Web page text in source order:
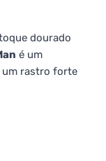
dourado
é um
um rastro forte